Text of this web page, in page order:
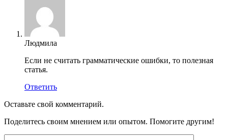
Людмила
Если не считать грамматические ошибки, то полезная
статья.
Ответить
Оставьте свой комментарий.
Поделитесь своим мнением или опытом. Помогите другим!